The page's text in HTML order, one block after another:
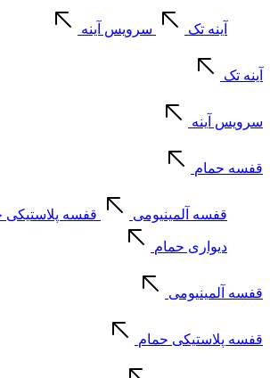
آینه تک سرویس آینه
آینه تک
سرویس آینه
قفسه حمام
قفسه آلمینیومی قفسه پلاستیکی
دیواری حمام
قفسه آلمینیومی
قفسه پلاستیکی حمام